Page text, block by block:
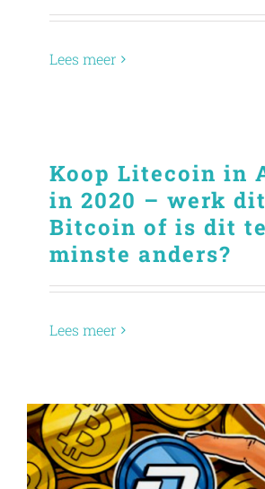
Lees meer
Koop Litecoin in
in 2020 – werk
Bitcoin of is dit
minste anders?
Lees meer